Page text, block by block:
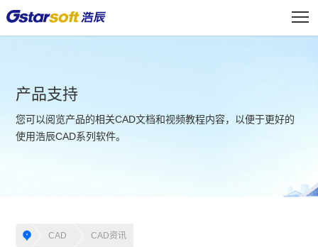
产品支持
您可以阅览产品的相关CAD文档和视频教程内容，以便于更好的
使用浩辰CAD系列软件。
CAD CAD资讯